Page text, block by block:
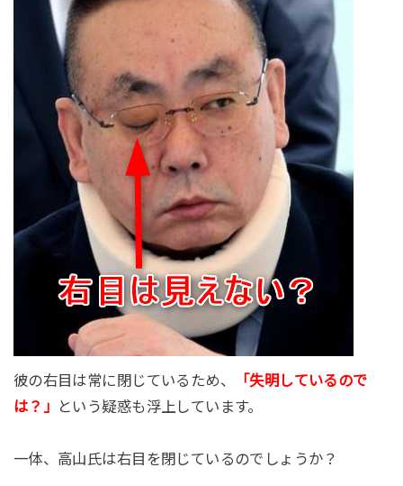
彼の右目は常に閉じているため、
「失明しているので
は？」
という疑惑も浮上しています。
一体、高山氏は右目を閉じているのでしょうか？